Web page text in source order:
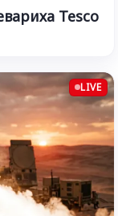
Tesco
LIVE